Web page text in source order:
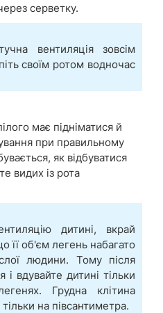
серветку.
вентиляція зовсім
своїм ротом водночас
має підніматися й
при правильному
як відбуватися
видих із рота
дитині, вкрай
її об'єм легень набагато
людини. Тому після
і вдувайте дитині тільки
Грудна клітина
на півсантиметра.